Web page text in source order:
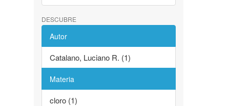
DESCUBRE
Autor
Catalano, Luciano R. (1)
Materia
cloro (1)